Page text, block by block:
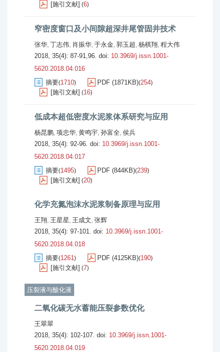
[施引文献] (6)
窄密度窗口及小间隙超深井尾管固井技术
张华, 丁志伟, 肖振华, 于永金, 郭玉超, 杨棋翔, 程大伟
2018, 35(4): 87-91,96. doi: 10.3969/j.issn.1001-
5620.2018.04.016
摘要(1710) PDF (1871KB)(254)
[施引文献] (16)
低成本超低密度水泥浆体系研究与应用
杨昆鹏, 项忠华, 黄鸣宇, 孙富全, 侯兵
2018, 35(4): 92-96. doi: 10.3969/j.issn.1001-
5620.2018.04.017
摘要(1495) PDF (844KB)(239)
[施引文献] (20)
化学充氮泡沫水泥浆制备原理与应用
王翔, 王星星, 王成文, 张辉
2018, 35(4): 97-101. doi: 10.3969/j.issn.1001-
5620.2018.04.018
摘要(1261) PDF (4125KB)(190)
[施引文献] (7)
压裂液与酸化液
二氧化碳无水蓄能压裂参数优化
王翠翠
2018, 35(4): 102-107. doi: 10.3969/j.issn.1001-
5620.2018.04.019